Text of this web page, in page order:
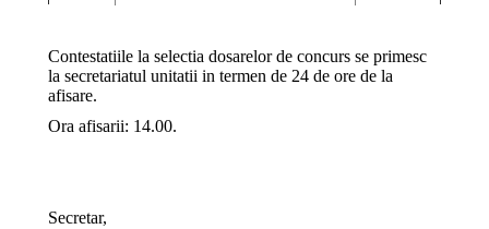
Contestatiile la selectia dosarelor de concurs se primesc
la secretariatul unitatii in termen de 24 de ore de la
afisare.
Ora afisarii: 14.00.
Secretar,